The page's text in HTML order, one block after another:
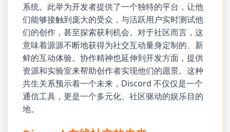
系统。此举为开发者提供了一个独特的平台，让他
们能够接触到庞大的受众，与活跃用户实时测试他
们的创作，甚至探索获利机会。对于社区而言，这
意味着源源不断地获得为社交互动量身定制的、新
鲜的互动体验。协作精神也延伸到开发方面，提供
资源和实验室来帮助创作者实现他们的愿景。这种
共生关系预示着一个未来，Discord 不仅仅是一个
通信工具，更是一个多元化、社区驱动的娱乐目的
地。